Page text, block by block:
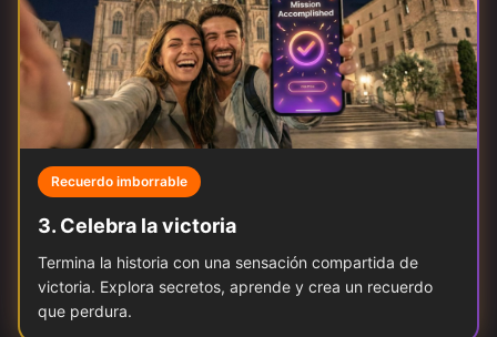
Recuerdo imborrable
3. Celebra la victoria
Termina la historia con una sensación compartida de
victoria. Explora secretos, aprende y crea un recuerdo
que perdura.